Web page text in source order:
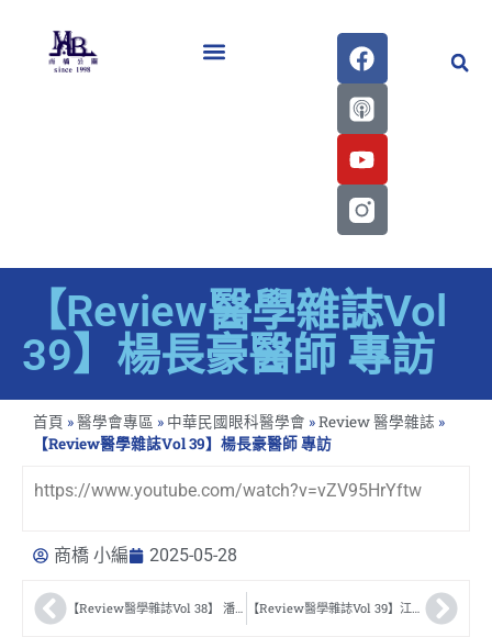
【Review醫學雜誌Vol
39】楊長豪醫師 專訪
首頁 »醫學會專區 » 中華民國眼科醫學會 »Review 醫學雜誌 »
【Review醫學雜誌Vol 39】楊長豪醫師 專訪
https://www.youtube.com/watch?v=vZV95HrYftw
商橋 小編 2025-05-28
【Review醫學雜誌Vol 38】 潘志勤醫師 專訪 【Review醫學雜誌Vol 39】江尚宜醫師 專訪